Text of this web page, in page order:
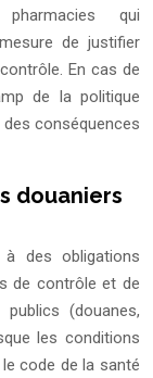
qui
de justifier
En cas de
de la politique
conséquences
douaniers
des obligations
de contrôle et de
(douanes,
les conditions
code de la santé